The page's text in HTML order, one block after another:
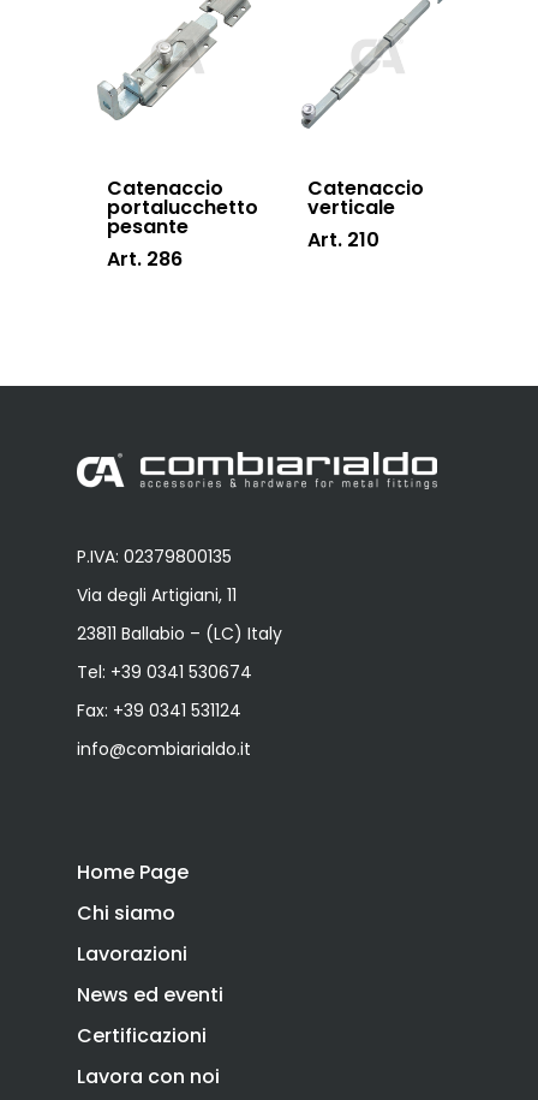
Catenaccio
portalucchetto
pesante
Art. 286
Catenaccio
verticale
Art. 210
P.IVA: 02379800135
Via degli Artigiani, 11
23811 Ballabio – (LC) Italy
Tel: +39 0341 530674
Fax: +39 0341 531124
info@combiarialdo.it
Home Page
Chi siamo
Lavorazioni
News ed eventi
Certificazioni
Lavora con noi